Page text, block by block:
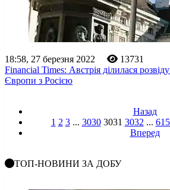
18:58, 27 березня 2022
13731
Financial Times: Австрія ділилася
Європи з Росією
Назад
1 2 3 ... 3030 3031 3032 ...
Вперед
ТОП-НОВИНИ ЗА ДОБУ